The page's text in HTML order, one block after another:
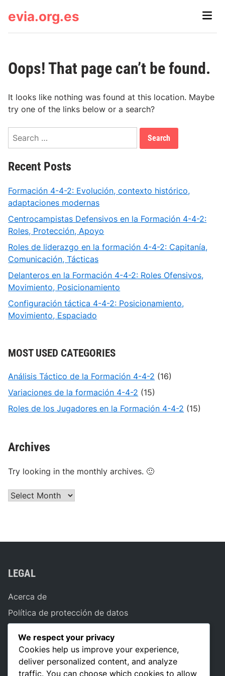
evia.org.es
Main
Oops! That page can’t be found.
It looks like nothing was found at this location. Maybe
try one of the links below or a search?
Search
Recent Posts
Formación 4-4-2: Evolución, contexto histórico,
adaptaciones modernas
Centrocampistas Defensivos en la Formación 4-4-2:
Roles, Protección, Apoyo
Roles de liderazgo en la formación 4-4-2: Capitanía,
Comunicación, Tácticas
Delanteros en la Formación 4-4-2: Roles Ofensivos,
Movimiento, Posicionamiento
Configuración táctica 4-4-2: Posicionamiento,
Movimiento, Espaciado
MOST USED CATEGORIES
Análisis Táctico de la Formación 4-4-2 (16)
Variaciones de la formación 4-4-2 (15)
Roles de los Jugadores en la Formación 4-4-2 (15)
Archives
Try looking in the monthly archives. 🙂
Archives
LEGAL
Acerca de
Política de protección de datos
Cookies y seguimiento
Contáctanos
We respect your privacy
Cookies help us improve your experience,
deliver personalized content, and analyze
traffic. You can choose which cookies to allow